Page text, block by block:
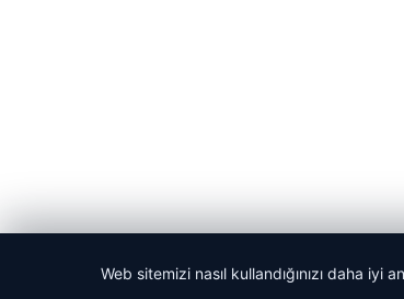
© 2026 Habercin – Güncel Haberler
Web sitemizi nasıl kullandığınızı daha